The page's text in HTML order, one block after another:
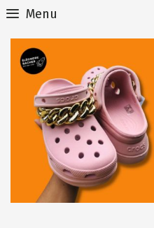
Skip
content
Menu